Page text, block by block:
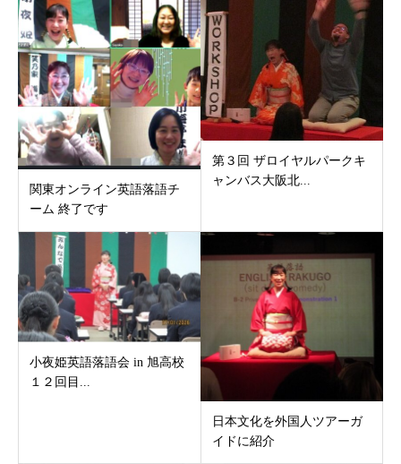
関東オンライン英語落語チ
ーム 終了です
第３回 ザロイヤルパークキ
ャンバス大阪北...
小夜姫英語落語会 in 旭高校
１２回目...
日本文化を外国人ツアーガ
イドに紹介